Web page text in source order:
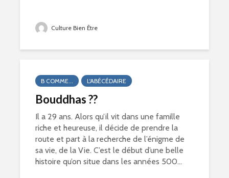
Culture Bien Être
B COMME... L'ABÉCÉDAIRE
Bouddhas ??
Il a 29 ans. Alors qu’il vit dans une famille
riche et heureuse, il décide de prendre la
route et part à la recherche de l’énigme de
sa vie, de la Vie. C’est le début d’une belle
histoire qu’on situe dans les années 500...